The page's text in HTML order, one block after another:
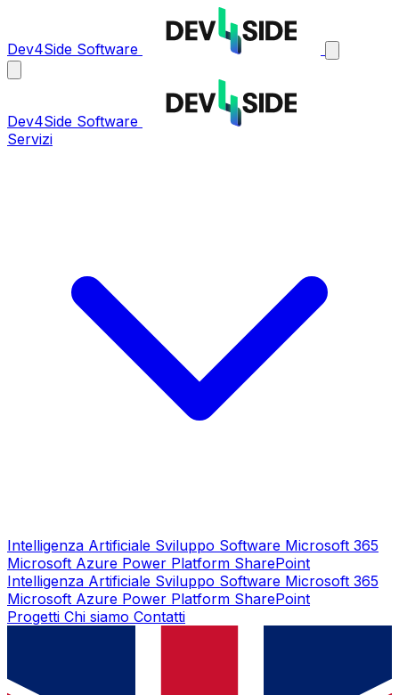
Dev4Side Software
Dev4Side Software
Servizi
Intelligenza Artificiale Sviluppo Software Microsoft 365
Microsoft Azure Power Platform SharePoint
Intelligenza Artificiale Sviluppo Software Microsoft 365
Microsoft Azure Power Platform SharePoint
Progetti Chi siamo Contatti